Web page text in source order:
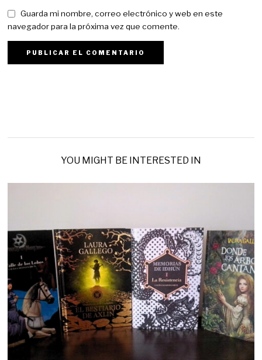
Guarda mi nombre, correo electrónico y web en este
navegador para la próxima vez que comente.
YOU MIGHT BE INTERESTED IN